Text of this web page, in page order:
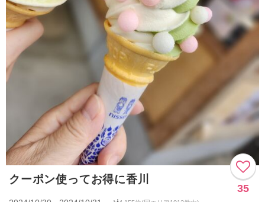
クーポン使ってお得に香川
35